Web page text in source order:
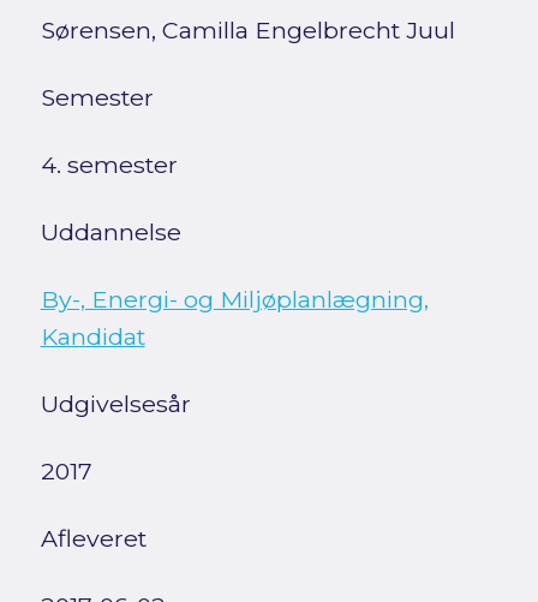
Sørensen, Camilla Engelbrecht Juul
Semester
4. semester
Uddannelse
By-, Energi- og Miljøplanlægning,
Kandidat
Udgivelsesår
2017
Afleveret